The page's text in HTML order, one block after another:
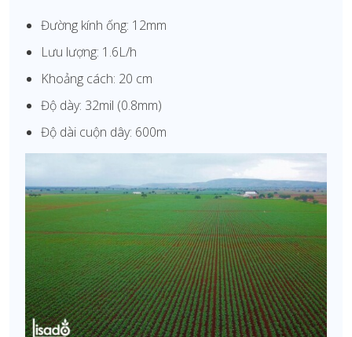
Đường kính ống: 12mm
Lưu lượng: 1.6L/h
Khoảng cách: 20 cm
Độ dày: 32mil (0.8mm)
Độ dài cuộn dây: 600m